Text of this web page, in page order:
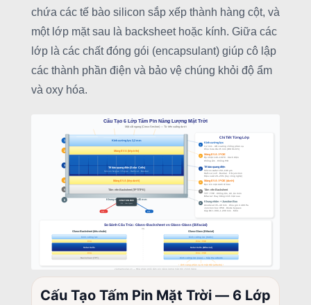
chứa các tế bào silicon sắp xếp thành hàng cột, và
một lớp mặt sau là backsheet hoặc kính. Giữa các
lớp là các chất đóng gói (encapsulant) giúp cô lập
các thành phần điện và bảo vệ chúng khỏi độ ẩm
và oxy hóa.
Cấu Tạo Tấm Pin Mặt Trời — 6 Lớp